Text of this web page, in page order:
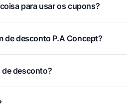
para usar os cupons?
de desconto P.A Concept?
desconto?